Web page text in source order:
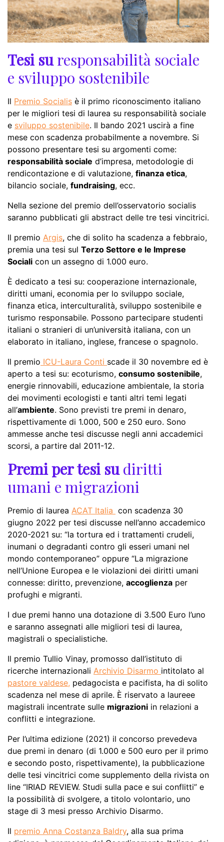
Tesi suresponsabilità sociale
e sviluppo sostenibile
Il Premio Socialis è il primo riconoscimento italiano
per le migliori tesi di laurea su responsabilità sociale
e sviluppo sostenibile. Il bando 2021 uscirà a fine
mese con scadenza probabilmente a novembre. Si
possono presentare tesi su argomenti come:
responsabilità sociale d’impresa, metodologie di
rendicontazione e di valutazione, finanza etica,
bilancio sociale, fundraising, ecc.
Nella sezione del premio dell’osservatorio socialis
saranno pubblicati gli abstract delle tre tesi vincitrici.
Il premio Argis, che di solito ha scadenza a febbraio,
premia una tesi sul Terzo Settore e le Imprese
Sociali con un assegno di 1.000 euro.
È dedicato a tesi su: cooperazione internazionale,
diritti umani, economia per lo sviluppo sociale,
finanza etica, interculturalità, sviluppo sostenibile e
turismo responsabile. Possono partecipare studenti
italiani o stranieri di un’università italiana, con un
elaborato in italiano, inglese, francese o spagnolo.
Il premio ICU-Laura Conti scade il 30 novembre ed è
aperto a tesi su: ecoturismo, consumo sostenibile,
energie rinnovabili, educazione ambientale, la storia
dei movimenti ecologisti e tanti altri temi legati
all’ambiente. Sono previsti tre premi in denaro,
rispettivamente di 1.000, 500 e 250 euro. Sono
ammesse anche tesi discusse negli anni accademici
scorsi, a partire dal 2011-12.
Premi per tesi sudiritti
umani e migrazioni
Premio di laurea ACAT Italia con scadenza 30
giugno 2022 per tesi discusse nell’anno accademico
2020-2021 su: “la tortura ed i trattamenti crudeli,
inumani o degradanti contro gli esseri umani nel
mondo contemporaneo” oppure “La migrazione
nell’Unione Europea e le violazioni dei diritti umani
connesse: diritto, prevenzione, accoglienza per
profughi e migranti.
I due premi hanno una dotazione di 3.500 Euro l’uno
e saranno assegnati alle migliori tesi di laurea,
magistrali o specialistiche.
Il premio Tullio Vinay, promosso dall’istituto di
ricerche internazionali Archivio Disarmo intitolato al
pastore valdese, pedagocista e pacifista, ha di solito
scadenza nel mese di aprile. È riservato a laureee
magistrali incentrate sulle migrazioni in relazioni a
conflitti e integrazione.
Per l’ultima edizione (2021) il concorso prevedeva
due premi in denaro (di 1.000 e 500 euro per il primo
e secondo posto, rispettivamente), la pubblicazione
delle tesi vincitrici come supplemento della rivista on
line “IRIAD REVIEW. Studi sulla pace e sui conflitti” e
la possibilità di svolgere, a titolo volontario, uno
stage di 3 mesi presso Archivio Disarmo.
Il premio Anna Costanza Baldry, alla sua prima